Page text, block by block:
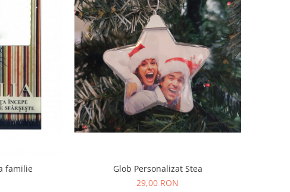
Rama Foto de sticla familie
Glob Personalizat Stea
29,00 RON